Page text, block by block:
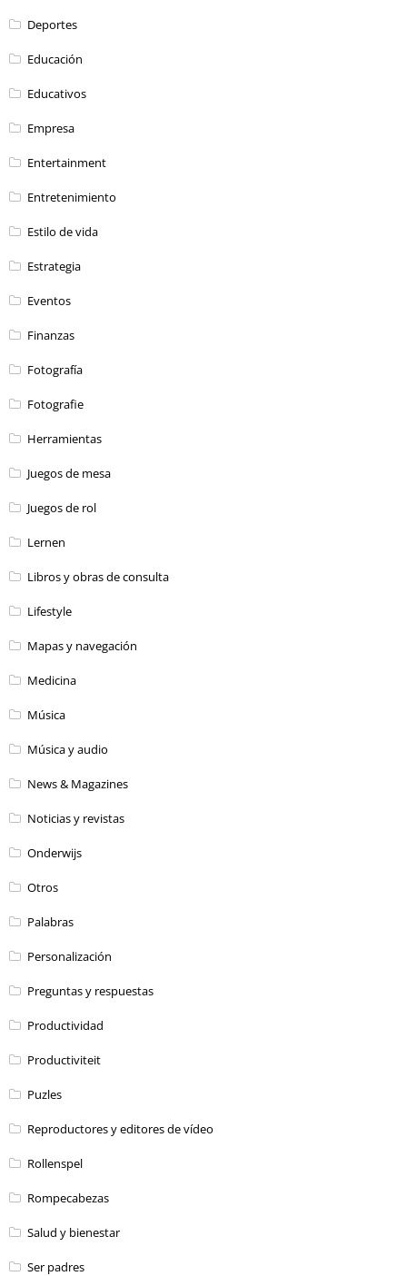
Deportes
Educación
Educativos
Empresa
Entertainment
Entretenimiento
Estilo de vida
Estrategia
Eventos
Finanzas
Fotografía
Fotografie
Herramientas
Juegos de mesa
Juegos de rol
Lernen
Libros y obras de consulta
Lifestyle
Mapas y navegación
Medicina
Música
Música y audio
News & Magazines
Noticias y revistas
Onderwijs
Otros
Palabras
Personalización
Preguntas y respuestas
Productividad
Productiviteit
Puzles
Reproductores y editores de vídeo
Rollenspel
Rompecabezas
Salud y bienestar
Ser padres